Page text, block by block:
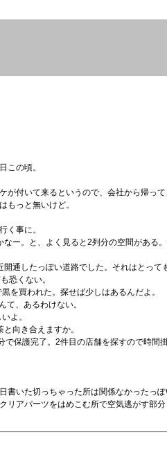
この頃。
が付いて来るというので、会社から帰っ
もっと無いけど。
く事に。
ー。と、よく見ると2列分の空間がある
通したっぽい道路でした。それはとって
恐くない。
を買われた。探せば少しはあるんだよ。
て、あるわけない。
よ。
向き合えますか。
保護完了。2件目の店舗を探すので時間掛
書いた切っちゃった所は関係なかったっ
リアパーツをはめこむ所で空気逃がす部